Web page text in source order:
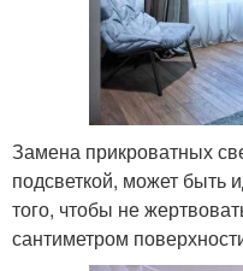
Замена прикроватных
подсветкой, может быть
того, чтобы не
сантиметром